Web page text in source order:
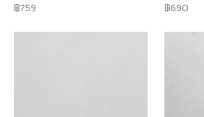
759 690